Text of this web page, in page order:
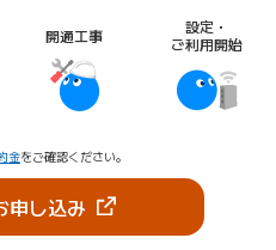
開通工事
設定・
ご利用開始
金をご確認ください。
申し込み（新しいタブで開き